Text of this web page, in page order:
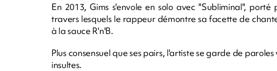
En 2013, Gims s'envole en solo avec "Subliminal",
travers lesquels le rappeur démontre sa facette de
à la sauce R'n'B.
Plus consensuel que ses pairs, l'artiste se garde de
insultes.